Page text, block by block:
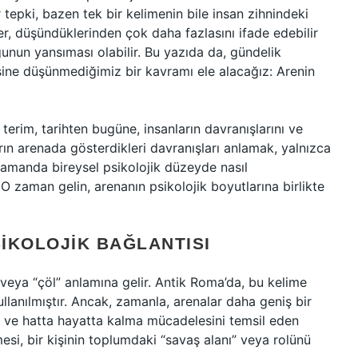
bazen tek bir kelimenin bile insan zihnindeki
düşündüklerinden çok daha fazlasını ifade edebilir
yansıması olabilir. Bu yazıda da, gündelik
düşünmediğimiz bir kavramı ele alacağız: Arenin
tarihten bugüne, insanların davranışlarını ve
arenada gösterdikleri davranışları anlamak, yalnızca
bireysel psikolojik düzeyde nasıl
zaman gelin, arenanın psikolojik boyutlarına birlikte
BAĞLANTISI
“çöl” anlamına gelir. Antik Roma’da, bu kelime
Ancak, zamanla, arenalar daha geniş bir
hatta hayatta kalma mücadelesini temsil eden
bir kişinin toplumdaki “savaş alanı” veya rolünü